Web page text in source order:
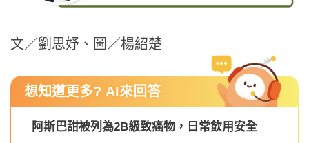
文／劉思妤、圖／楊紹楚
想知道更多? AI來回答
阿斯巴甜被列為2B級致癌物，日常飲用安全